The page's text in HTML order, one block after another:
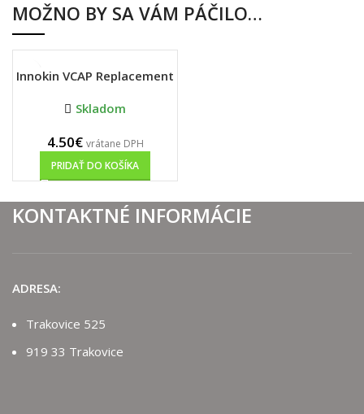
MOŽNO BY SA VÁM PÁČILO…
Innokin VCAP Replacement
Skladom
4.50€ vrátane DPH
PRIDAŤ DO KOŠÍKA
KONTAKTNÉ INFORMÁCIE
ADRESA:
Trakovice 525
919 33 Trakovice